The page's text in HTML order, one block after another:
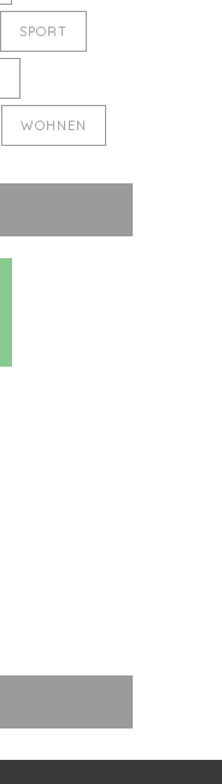
SPORT
WOHNEN